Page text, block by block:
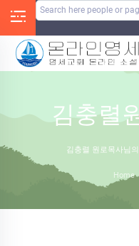
김충렬
김충렬 원로목사님
Home